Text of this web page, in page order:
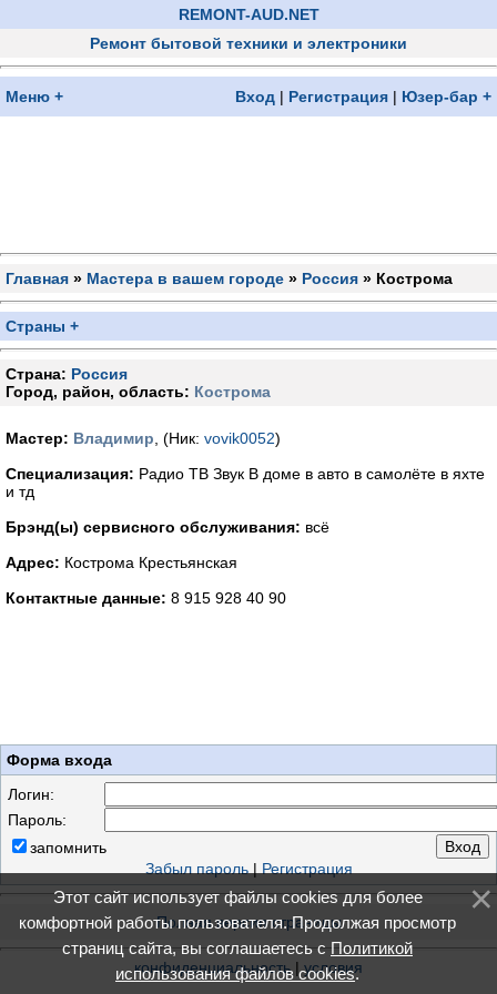
REMONT-AUD.NET
Ремонт бытовой техники и электроники
Меню + Вход | Регистрация | Юзер-бар +
Главная » Мастера в вашем городе » Россия » Кострома
Страны +
Страна: Россия
Город, район, область: Кострома
Мастер: Владимир , (Ник: vovik0052)
Специализация: Радио ТВ Звук В доме в авто в самолёте в яхте
и тд
Брэнд(ы) сервисного обслуживания: всё
Адрес: Кострома Крестьянская
Контактные данные: 8 915 928 40 90
Форма входа
Логин:
Пароль:
запомнить
Забыл пароль| Регистрация
Полная версия страницы
конфиденциальность|условия
Этот сайт использует файлы cookies для более
комфортной работы пользователя. Продолжая просмотр
страниц сайта, вы соглашаетесь сПолитикой
использования файлов cookies.